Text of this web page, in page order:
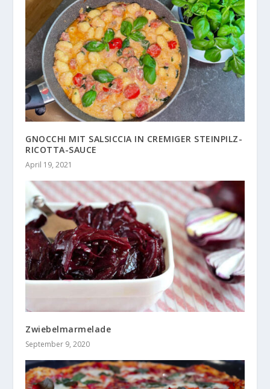
GNOCCHI MIT SALSICCIA IN CREMIGER STEINPILZ-
RICOTTA-SAUCE
April 19, 2021
Zwiebelmarmelade
September 9, 2020